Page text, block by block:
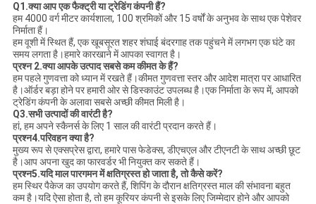
Q1.क्या आप एक फैक्ट्री या ट्रेडिंग कंपनी हैं?
हम 4000 वर्ग मीटर कार्यशाला, 100 श्रमिकों और 15 वर्षों के अनुभव के साथ एक पेशेवर
निर्माता हैं।
हम वूशी में स्थित हैं, एक खूबसूरत शहर शंघाई बंदरगाह तक पहुंचने में लगभग एक घंटे का
समय लगता है।हमारे कारखाने में आपका स्वागत है।
प्रश्न 2.क्या आपके उत्पाद सबसे कम कीमत के हैं?
हम पहले गुणवत्ता को ध्यान में रखते हैं।कीमत गुणवत्ता स्तर और आदेश मात्रा पर आधारित
है।ऑर्डर बड़ा होने पर हमारी ओर से डिस्काउंट उपलब्ध है।एक निर्माता के रूप में, आपको
ट्रेडिंग कंपनी के अलावा सबसे अच्छी कीमत मिली है।
Q3.सभी उत्पादों की वारंटी है?
हां, हम अपने स्कैनर्स के लिए 1 साल की वारंटी प्रदान करते हैं।
प्रश्न4.परिवहन क्या है?
मुख्य रूप से एक्सप्रेस द्वारा, हमारे पास फेडेक्स, डीएचएल और टीएनटी के साथ अच्छी छूट
है।आप अपना खुद का फारवर्डर भी नियुक्त कर सकते हैं।
प्रश्न5.यदि माल पारगमन में क्षतिग्रस्त हो जाता है, तो कैसे करें?
हम स्थिर पैकेज का उपयोग करते हैं, शिपिंग के दौरान क्षतिग्रस्त माल की संभावना बहुत
कम है।यदि ऐसा होता है, तो हम कूरियर कंपनी से इसके लिए जिम्मेदार होने और आपको